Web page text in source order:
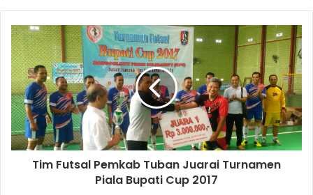
u
r
E
m
a
i
l
a
d
Tim Futsal Pemkab Tuban Juarai Turnamen
Piala Bupati Cup 2017